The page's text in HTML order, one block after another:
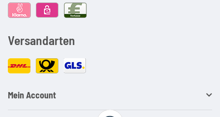
Versandarten
Mein Account